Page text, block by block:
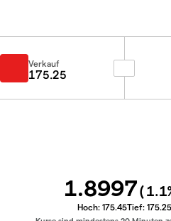
Verkauf
175.25
1.8997(1.1
Hoch: 175.45Tief: 175.25